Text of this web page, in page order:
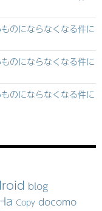
のにならなくなる件に
のにならなくなる件に
のにならなくなる件に
blog
Copy docomo